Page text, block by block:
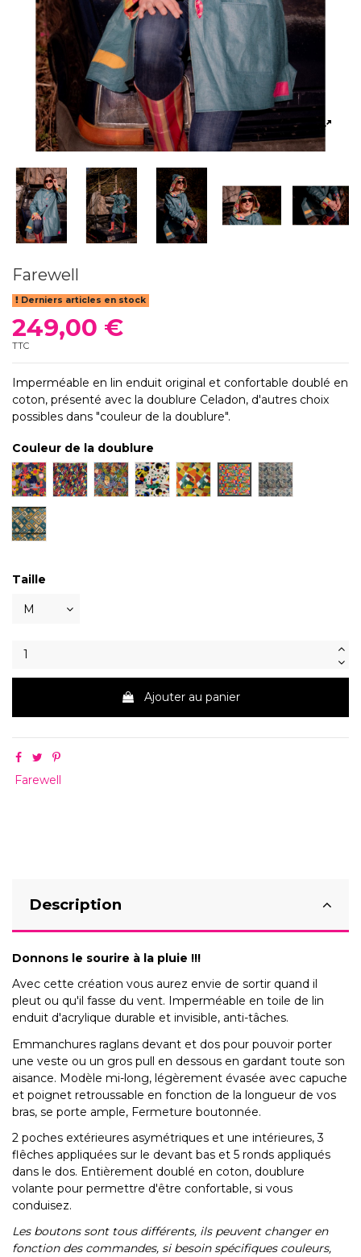
Farewell
Derniers articles en stock
249,00 €
TTC
Imperméable en lin enduit original et confortable doublé en
coton, présenté avec la doublure Celadon, d'autres choix
possibles dans "couleur de la doublure".
Couleur de la doublure
Shelsy Fleuri électrique
fleuri grand
miro triangle coloré
façade fleuri pastel
Celadon
Taille
Ajouter au panier
Farewell
Description
Donnons le sourire à la pluie !!!
Avec cette création vous aurez envie de sortir quand il
pleut ou qu'il fasse du vent. Imperméable en toile de lin
enduit d'acrylique durable et invisible, anti-tâches.
Emmanchures raglans devant et dos pour pouvoir porter
une veste ou un gros pull en dessous en gardant toute son
aisance. Modèle mi-long, légèrement évasée avec capuche
et poignet retroussable en fonction de la longueur de vos
bras, se porte ample, Fermeture boutonnée.
2 poches extérieures asymétriques et une intérieures, 3
flêches appliquées sur le devant bas et 5 ronds appliqués
dans le dos. Entièrement doublé en coton, doublure
volante pour permettre d'être confortable, si vous
conduisez.
Les boutons sont tous différents, ils peuvent changer en
fonction des commandes, si besoin spécifiques couleurs,